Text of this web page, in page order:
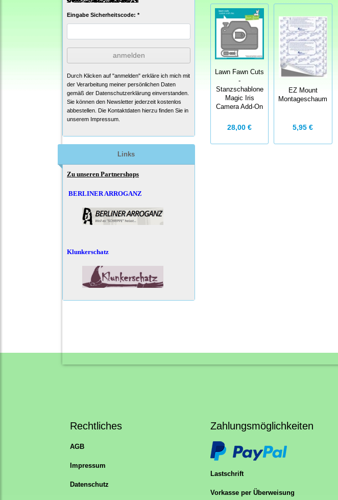
Eingabe Sicherheitscode: *
anmelden
Durch Klicken auf "anmelden" erkläre ich mich mit
der Verarbeitung meiner persönlichen Daten
gemäß der Datenschutzerklärung einverstanden.
Sie können den Newsletter jederzeit kostenlos
abbestellen. Die Kontaktdaten hierzu finden Sie in
unserem Impressum.
Links
Zu unseren Partnershops
BERLINER ARROGANZ
Klunkerschatz
Lawn Fawn Cuts
-
Stanzschablone
Magic Iris
Camera Add-On
28,00 €
EZ Mount
Montageschaum
5,95 €
Rechtliches
AGB
Impressum
Datenschutz
Zahlungsmöglichkeiten
Lastschrift
Vorkasse per Überweisung